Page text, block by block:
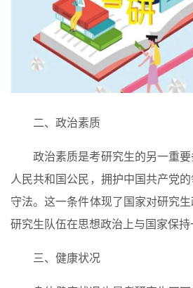
页
入
手
二、政治素质
政治素质是考研究生的另一重
人民共和国公民，拥护中国共产党
守法。这一条件体现了国家对研究
研究生队伍在思想政治上与国家保持
三、健康状况